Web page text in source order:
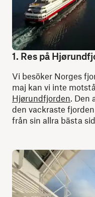
1. Res på
Vi besöker Norges
maj kan vi inte
Hjørundfjorden. Den
den vackraste
från sin allra bästa